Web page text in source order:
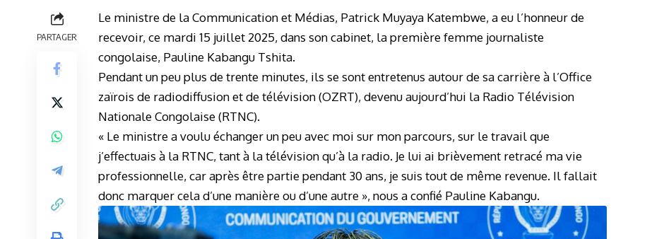
PARTAGER
Le ministre de la Communication et Médias, Patrick Muyaya Katembwe, a eu l’honneur de
recevoir, ce mardi 15 juillet 2025, dans son cabinet, la première femme journaliste
congolaise, Pauline Kabangu Tshita.
Pendant un peu plus de trente minutes, ils se sont entretenus autour de sa carrière à l’Office
zaïrois de radiodiffusion et de télévision (OZRT), devenu aujourd’hui la Radio Télévision
Nationale Congolaise (RTNC).
« Le ministre a voulu échanger un peu avec moi sur mon parcours, sur le travail que
j’effectuais à la RTNC, tant à la télévision qu’à la radio. Je lui ai brièvement retracé ma vie
professionnelle, car après être partie pendant 30 ans, je suis tout de même revenue. Il fallait
donc marquer cela d’une manière ou d’une autre », nous a confié Pauline Kabangu.